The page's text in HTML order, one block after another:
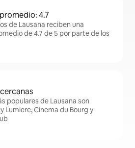
4.7
de Lausana reciben una
de 4.7 de 5 por parte de los
populares de Lausana son
Lumiere, Cinema du Bourg y